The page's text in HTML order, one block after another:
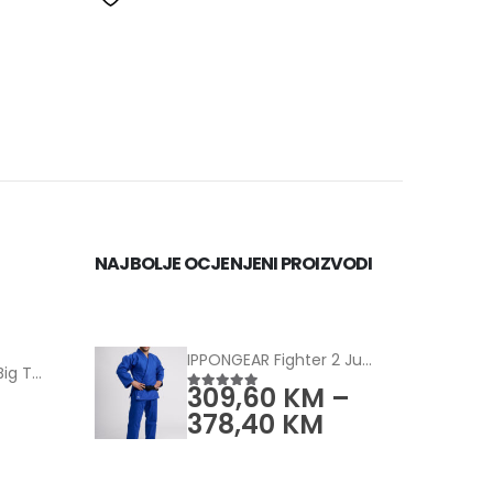
Tape Lab Athletic Big Tape (2-PACK)
NAJBOLJE OCJENJENI PROIZVODI
IPPONGEAR Fighter 2 Judo jakna plavi
5.00od 5
309,60 KM –
378,40 KM